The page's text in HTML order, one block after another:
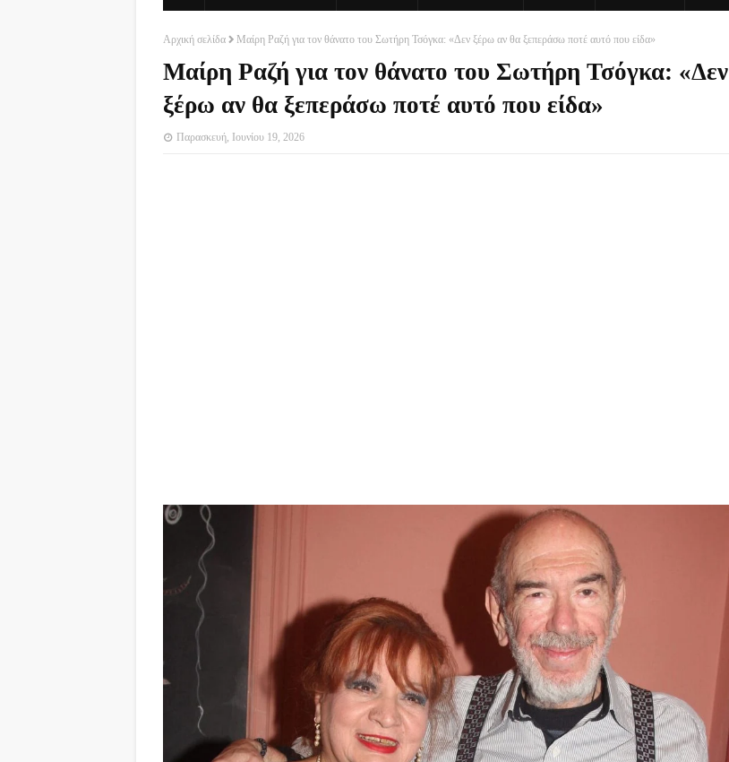
Αρχική σελίδα Μαίρη Ραζή για τον θάνατο του Σωτήρη Τσόγκα: «Δεν ξέρω αν θα ξεπεράσω ποτέ αυτό που είδα»
Μαίρη Ραζή για τον θάνατο του Σωτήρη Τσόγκα: «Δεν
ξέρω αν θα ξεπεράσω ποτέ αυτό που είδα»
Παρασκευή, Ιουνίου 19, 2026